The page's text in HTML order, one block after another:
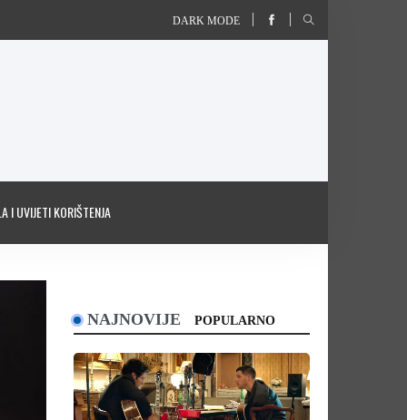
DARK MODE
I UVIJETI KORIŠTENJA
NAJNOVIJE POPULARNO